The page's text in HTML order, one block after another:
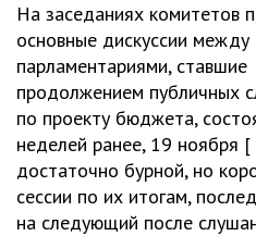
На заседаниях комитетов
основные дискуссии между
парламентариями, ставшие
продолжением публичных
по проекту бюджета,
неделей ранее, 19 ноября [
достаточно бурной, но
сессии по их итогам,
на следующий после